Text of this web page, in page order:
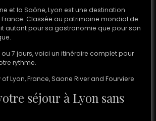
et la Saône, Lyon est une destination
Classée au patrimoine mondial de
autant pour sa gastronomie que pour son
ou 7 jours, voici un itinéraire complet pour
rythme.
séjour à Lyon sans